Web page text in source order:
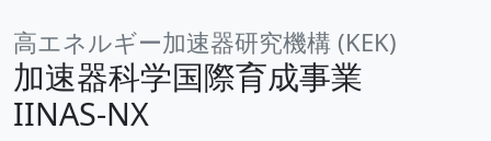
高エネルギー加速器研究機構 (KEK)
加速器科学国際育成事業
IINAS-NX